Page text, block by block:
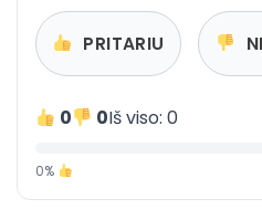
PRITARIU
0 0Iš viso: 0
0%